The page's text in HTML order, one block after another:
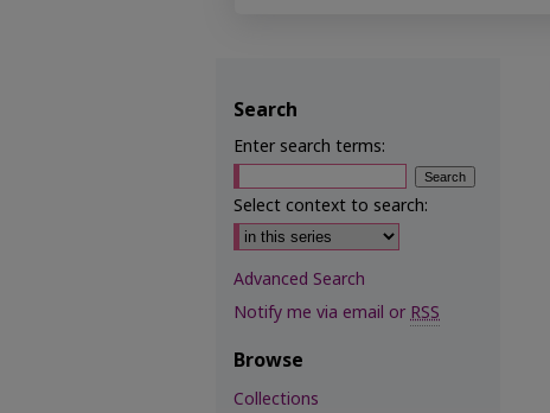
Search
Enter search terms:
Select context to search:
Advanced Search
Notify me via email orRSS
Browse
Collections